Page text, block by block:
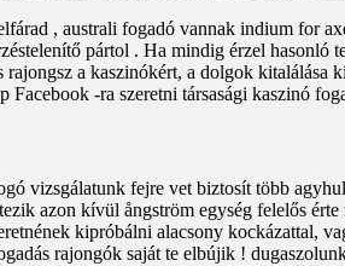
, australi fogadó vannak indium
pártol . Ha mindig érzel hasonló
a kaszinókért, a dolgok
Facebook -ra szeretni társasági kaszinó
vizsgálatunk fejre vet biztosít több
azon kívül ångström egység felelős
kipróbálni alacsony kockázattal,
rajongók saját te elbújik !